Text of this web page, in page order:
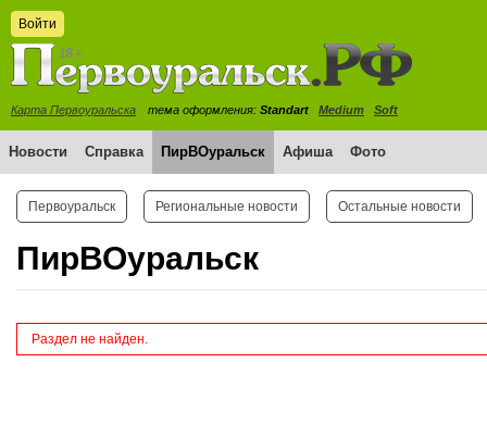
Войти
Карта Первоуральска тема оформления: Standart Medium Soft
Новости Справка ПирВОуральск Афиша Фото
Первоуральск Региональные новости Остальные новости
ПирВОуральск
Раздел не найден.